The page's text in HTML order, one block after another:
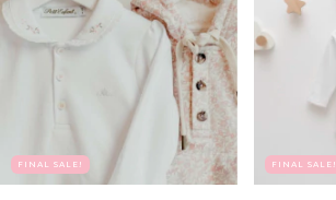
FINAL SALE! FINAL SALE!